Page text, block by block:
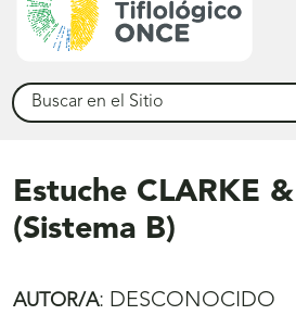
Buscar
Estuche CLARKE
(Sistema B)
AUTOR/A: DESCONOCIDO